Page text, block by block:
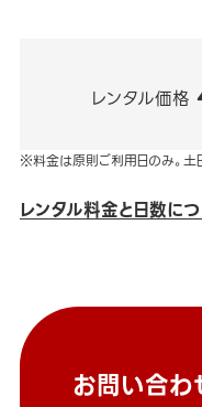
レンタル価格
※料金は原則ご利用日のみ。土
レンタル料金と日数に
お問い合わ